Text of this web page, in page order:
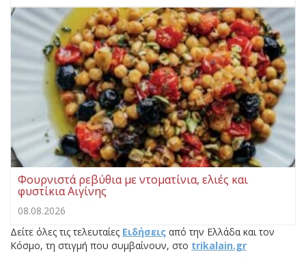
Φουρνιστά ρεβύθια με ντοματίνια, ελιές και
φυστίκια Αιγίνης
08.08.2026
Δείτε όλες τις τελευταίες Ειδήσεις από την Ελλάδα και τον
Κόσμο, τη στιγμή που συμβαίνουν, στο trikalain.gr